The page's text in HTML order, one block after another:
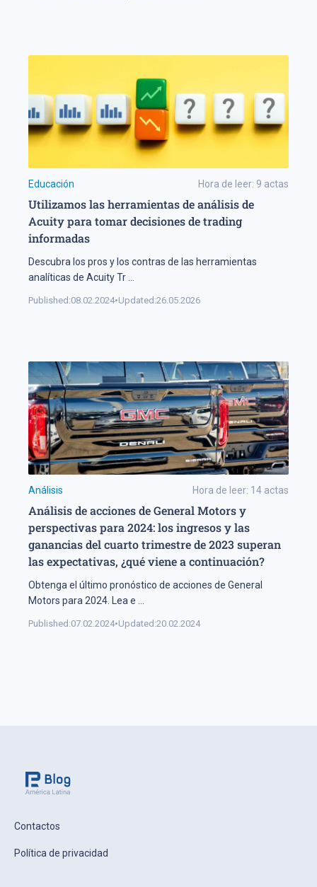
Educación Hora de leer: 9 actas
Utilizamos las herramientas de análisis de
Acuity para tomar decisiones de trading
informadas
Descubra los pros y los contras de las herramientas
analíticas de Acuity Tr
Published:08.02.2024•Updated:26.05.2026
Análisis Hora de leer: 14 actas
Análisis de acciones de General Motors y
perspectivas para 2024: los ingresos y las
ganancias del cuarto trimestre de 2023 superan
las expectativas, ¿qué viene a continuación?
Obtenga el último pronóstico de acciones de General
Motors para 2024. Lea e
Published:07.02.2024•Updated:20.02.2024
Contactos
Política de privacidad